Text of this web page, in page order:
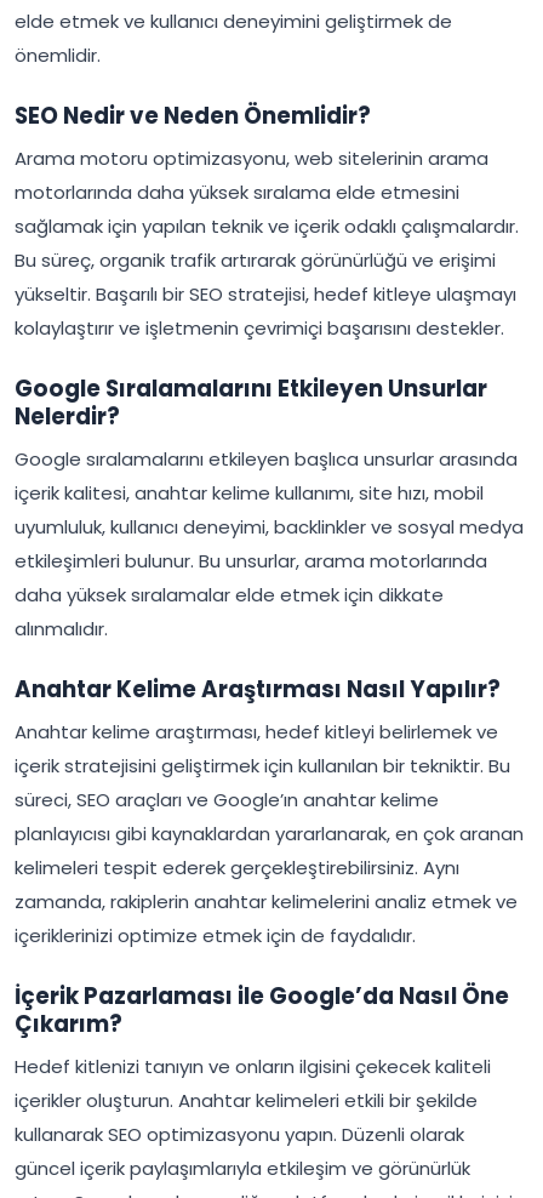
elde etmek ve kullanıcı deneyimini geliştirmek de
önemlidir.
SEO Nedir ve Neden Önemlidir?
Arama motoru optimizasyonu, web sitelerinin arama
motorlarında daha yüksek sıralama elde etmesini
sağlamak için yapılan teknik ve içerik odaklı çalışmalardır.
Bu süreç, organik trafik artırarak görünürlüğü ve erişimi
yükseltir. Başarılı bir SEO stratejisi, hedef kitleye ulaşmayı
kolaylaştırır ve işletmenin çevrimiçi başarısını destekler.
Google Sıralamalarını Etkileyen Unsurlar
Nelerdir?
Google sıralamalarını etkileyen başlıca unsurlar arasında
içerik kalitesi, anahtar kelime kullanımı, site hızı, mobil
uyumluluk, kullanıcı deneyimi, backlinkler ve sosyal medya
etkileşimleri bulunur. Bu unsurlar, arama motorlarında
daha yüksek sıralamalar elde etmek için dikkate
alınmalıdır.
Anahtar Kelime Araştırması Nasıl Yapılır?
Anahtar kelime araştırması, hedef kitleyi belirlemek ve
içerik stratejisini geliştirmek için kullanılan bir tekniktir. Bu
süreci, SEO araçları ve Google’ın anahtar kelime
planlayıcısı gibi kaynaklardan yararlanarak, en çok aranan
kelimeleri tespit ederek gerçekleştirebilirsiniz. Aynı
zamanda, rakiplerin anahtar kelimelerini analiz etmek ve
içeriklerinizi optimize etmek için de faydalıdır.
İçerik Pazarlaması ile Google’da Nasıl Öne
Çıkarım?
Hedef kitlenizi tanıyın ve onların ilgisini çekecek kaliteli
içerikler oluşturun. Anahtar kelimeleri etkili bir şekilde
kullanarak SEO optimizasyonu yapın. Düzenli olarak
güncel içerik paylaşımlarıyla etkileşim ve görünürlük